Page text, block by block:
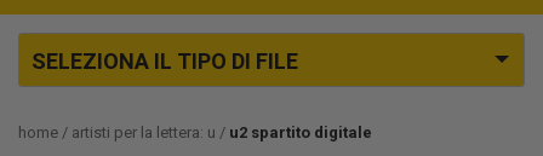
SELEZIONA IL TIPO DI FILE
home artisti per la lettera: u u2 spartito digitale